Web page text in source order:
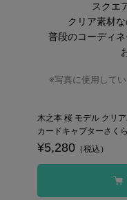
スクエ
クリア素材
普段のコーディ
※写真に使用して
木之本 桜 モデル クリ
カードキャプターさく
¥5,280 （税込）